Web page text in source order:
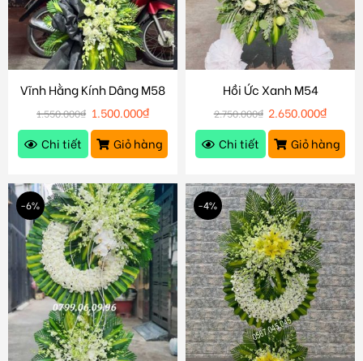
Vĩnh Hằng Kính Dâng M58
1.550.000₫ 1.500.000₫
Chi tiết
Giỏ hàng
Hồi Ức Xanh M54
2.750.000₫ 2.650.000₫
Chi tiết
Giỏ hàng
-6% -4%